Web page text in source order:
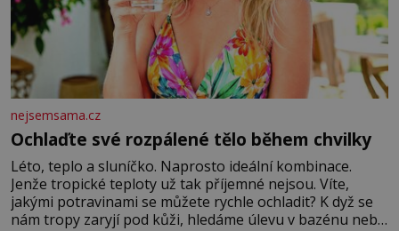
nejsemsama.cz
Ochlaďte své rozpálené tělo během chvilky
Léto, teplo a sluníčko. Naprosto ideální kombinace.
Jenže tropické teploty už tak příjemné nejsou. Víte,
jakými potravinami se můžete rychle ochladit? K dyž se
nám tropy zaryjí pod kůži, hledáme úlevu v bazénu nebo